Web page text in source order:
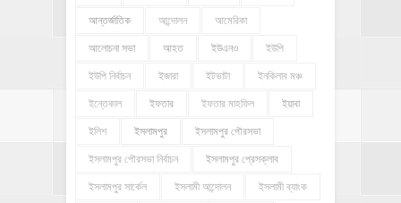
আন্তর্জাতিক আন্দোলন আমেরিকা
আলোচনা সভা আহত ইউএনও ইউপি
ইউপি নির্বাচন ইজারা ইটভাটা ইনকিলাব মঞ্চ
ইন্তেকাল ইফতার ইফতার মাহফিল ইয়াবা
ইলিশ ইসলামপুর ইসলামপুর পৌরসভা
ইসলামপুর পৌরসভা নির্বাচন ইসলামপুর প্রেসক্লাব
ইসলামপুর সার্কেল ইসলামী আন্দোলন ইসলামী ব্যাংক